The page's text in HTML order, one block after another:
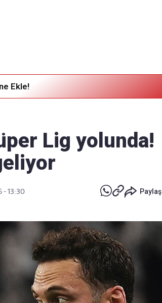
Ekle!
Lig yolunda!
- 13:30 Paylaş